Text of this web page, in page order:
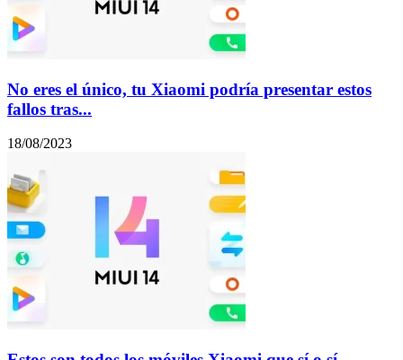
No eres el único, tu Xiaomi podría presentar estos
fallos tras...
18/08/2023